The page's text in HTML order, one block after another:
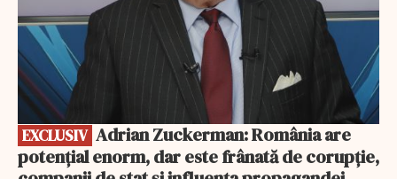
EXCLUSIV
potențial enorm, dar este frânată de corupție,